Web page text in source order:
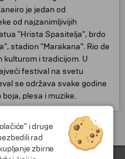
je jedan od
od najzanimljivijih
"Hrista Spasitelja", brdo
stadion "Marakana". Rio de
kulturom i tradicijom. U
festival na svetu
se održava svake godine
plesa i muzike.
do Brazil »
i druge
rad
zbirne